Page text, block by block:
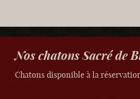
Nos chatons Sacré de
Chatons disponible à la